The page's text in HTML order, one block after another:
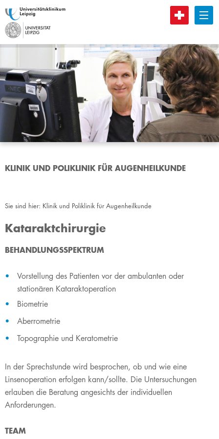
B
KLINIK UND POLIKLINIK FÜR AUGENHEILKUNDE
Sie sind hier: Klinik und Poliklinik für Augenheilkunde
Kataraktchirurgie
BEHANDLUNGSSPEKTRUM
Vorstellung des Patienten vor der ambulanten oder
stationären Kataraktoperation
Biometrie
Aberrometrie
Topographie und Keratometrie
In der Sprechstunde wird besprochen, ob und wie eine
Linsenoperation erfolgen kann/sollte. Die Untersuchungen
erlauben die Beratung angesichts der individuellen
Anforderungen.
TEAM